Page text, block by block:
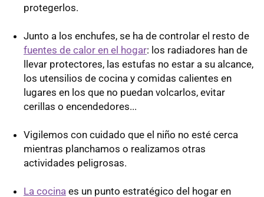
protegerlos.
Junto a los enchufes, se ha de controlar el resto de
fuentes de calor en el hogar: los radiadores han de
llevar protectores, las estufas no estar a su alcance,
los utensilios de cocina y comidas calientes en
lugares en los que no puedan volcarlos, evitar
cerillas o encendedores...
Vigilemos con cuidado que el niño no esté cerca
mientras planchamos o realizamos otras
actividades peligrosas.
La cocina es un punto estratégico del hogar en